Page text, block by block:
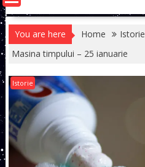
You are here Home
Istorie
Masina timpului – 25 ianuarie
Istorie